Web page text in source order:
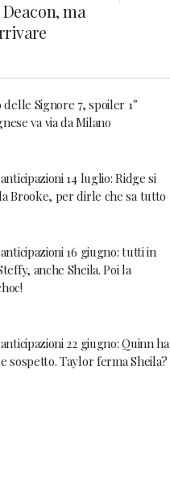
ma
delle Signore 7, spoiler 1°
va via da Milano
14 luglio: Ridge si
Brooke, per dirle che sa tutto
16 giugno: tutti in
anche Sheila. Poi la
22 giugno: Quinn ha
sospetto. Taylor ferma Sheila?